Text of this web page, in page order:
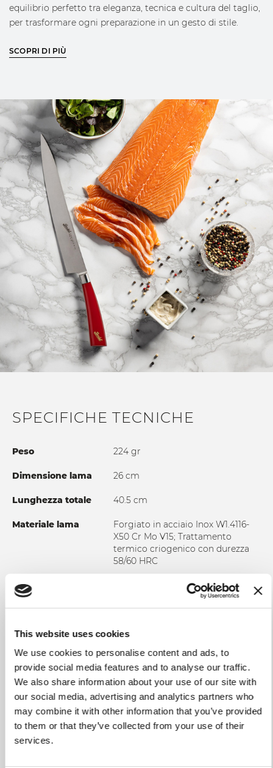
This website uses cookies
We use cookies to personalise content and ads, to
provide social media features and to analyse our traffic.
We also share information about your use of our site with
our social media, advertising and analytics partners who
may combine it with other information that you’ve provided
to them or that they’ve collected from your use of their
services.
equilibrio perfetto tra eleganza, tecnica e cultura del taglio,
per trasformare ogni preparazione in un gesto di stile.
Trattamento termico criogenico con durezza 58/60 HRC
un aspetto lucido all’impugnatura
Ghiera in acciaio per garantire la massima adesione tra
lama e manico e un perfetto bilanciamento del coltello
durante l’uso
Logo Berkel inciso sulla lama
Logo in oro posto sul manico dal design Berkel
riconoscibile
SCOPRI DI PIÙ
SCOPRI DI PIÙ
SPECIFICHE TECNICHE
Peso 224 gr
Dimensione lama 26 cm
Lunghezza totale 40.5 cm
Materiale lama
Forgiato in acciaio Inox W1.4116-
X50 Cr Mo V15; Trattamento
termico criogenico con durezza
58/60 HRC
Impugnatura
Manico lucido in Polimetacrilato –
consiglia un lavaggio manuale in
integrità al prodotto e una durata
nel tempo. In ogni caso si
suggerisce di asciugare il coltello
dopo ogni lavaggio. Non utilizzare
tessuti o spugne abrasiv